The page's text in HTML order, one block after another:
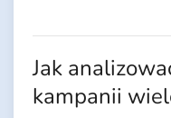
Jak
kampanii